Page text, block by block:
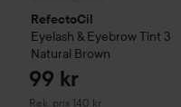
RefectoCil
Eyelash & Eyebrow Tint 3
Natural Brown
99 kr
Rek. pris 140 kr
Rekommenderat pris 140 kr